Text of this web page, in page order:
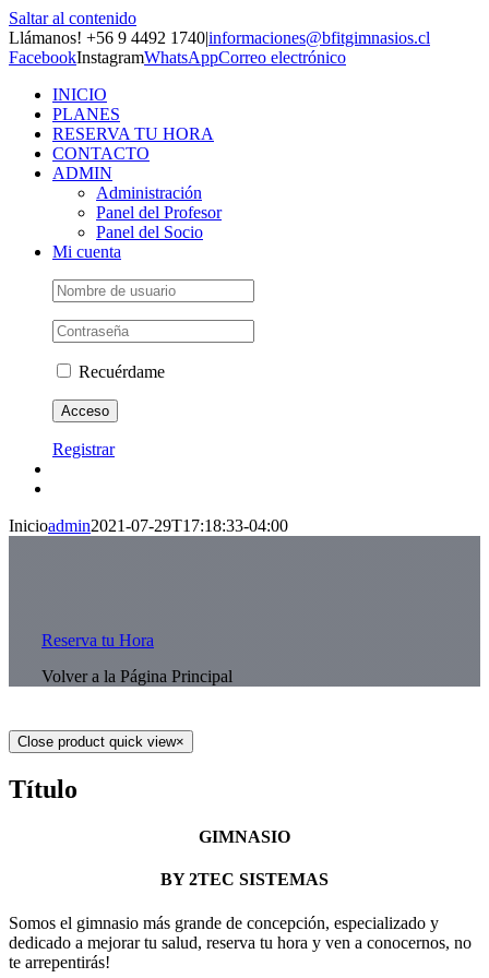
Saltar al contenido
Llámanos! +56 9 4492 1740|informaciones@bfitgimnasios.cl
FacebookInstagramWhatsAppCorreo electrónico
INICIO
PLANES
RESERVA TU HORA
CONTACTO
ADMIN
Administración
Panel del Profesor
Panel del Socio
Mi cuenta
Recuérdame
Registrar
Inicioadmin2021-07-29T17:18:33-04:00
Reserva tu Hora
Volver a la Página Principal
Close product quick view×
Título
GIMNASIO
BY 2TEC SISTEMAS
Somos el gimnasio más grande de concepción, especializado y
dedicado a mejorar tu salud, reserva tu hora y ven a conocernos, no
te arrepentirás!